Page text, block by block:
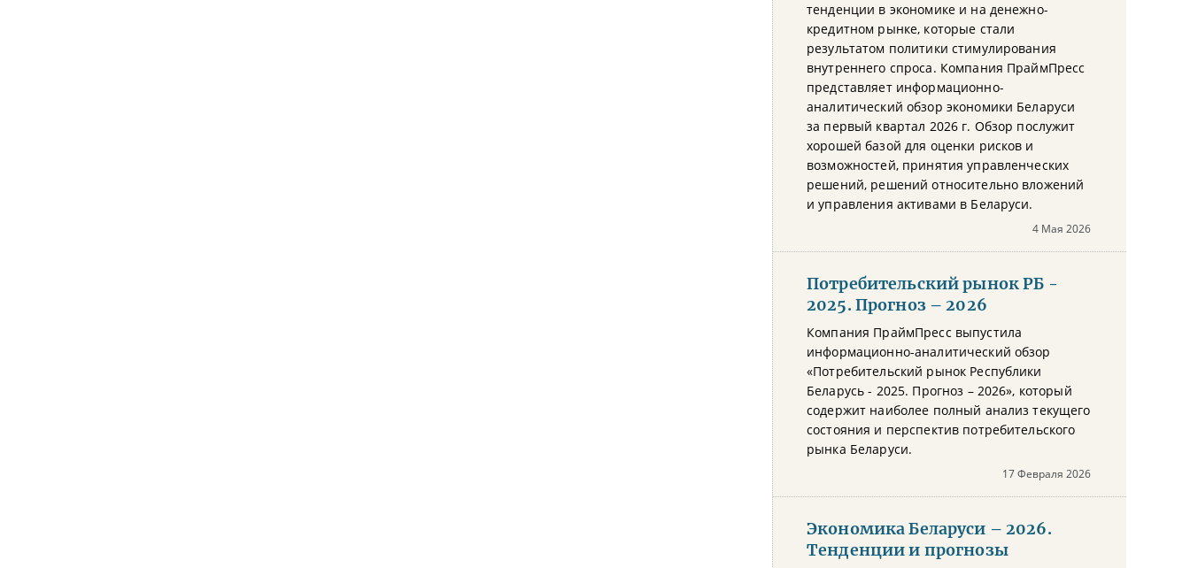
тенденции в экономике и на денежно-
кредитном рынке, которые стали
результатом политики стимулирования
внутреннего спроса. Компания ПраймПресс
представляет информационно-
аналитический обзор экономики Беларуси
за первый квартал 2026 г. Обзор послужит
хорошей базой для оценки рисков и
возможностей, принятия управленческих
решений, решений относительно вложений
и управления активами в Беларуси.
4 Мая 2026
Потребительский рынок РБ -
2025. Прогноз – 2026
Компания ПраймПресс выпустила
информационно-аналитический обзор
«Потребительский рынок Республики
Беларусь - 2025. Прогноз – 2026», который
содержит наиболее полный анализ текущего
состояния и перспектив потребительского
рынка Беларуси.
17 Февраля 2026
Экономика Беларуси – 2026.
Тенденции и прогнозы